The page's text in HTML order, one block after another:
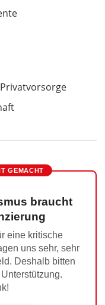
Privatvorsorge
GEMACHT
braucht
eine kritische
uns sehr, sehr
Deshalb bitten